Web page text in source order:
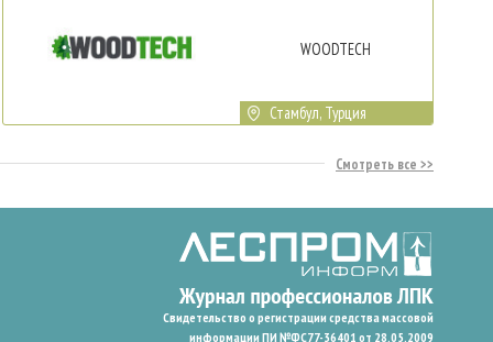
WOODTECH
Стамбул, Турция
Смотреть все
Свидетельство о регистрации средства массовой
информации ПИ №ФС77-36401 от 28.05.2009